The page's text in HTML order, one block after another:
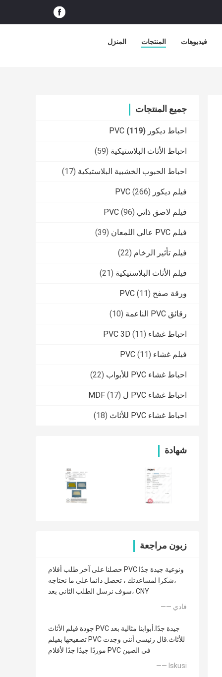
المنزل المنتجات فيديوهات
جميع المنتجات
احباط ديكور PVC (119)
احباط الأثاث البلاستيكية (59)
احباط الحبوب الخشبية البلاستيكية (17)
فيلم ديكور PVC (266)
فيلم لاصق ذاتي PVC (96)
فيلم PVC عالي اللمعان (39)
فيلم تأثير الرخام (22)
فيلم الأثاث البلاستيكية (21)
ورقة صفح PVC (11)
رقائق PVC الناعمة (10)
احباط غشاء PVC 3D (11)
فيلم غشاء PVC (11)
احباط غشاء PVC للأبواب (22)
احباط غشاء PVC ل MDF (17)
احباط غشاء PVC للأثاث (18)
شهادة
زبون مراجعة
حصلنا على آخر طلب أفلام PVC ونوعية جيدة جدًا
،شكرا لمساعدتك ، تحصل دائما على ما نحتاجه
،سوف نرسل الطلب الثاني بعد CNY
—— فادي
جودة فيلم الأثاث PVC جيدة جدًا.أبوابنا مثالية بعد
تصفيحها بفيلم PVC للأثاث.قال رئيسي أنني وجدت
موردًا جيدًا جدًا لأفلام PVC في الصين
—— Iskusi